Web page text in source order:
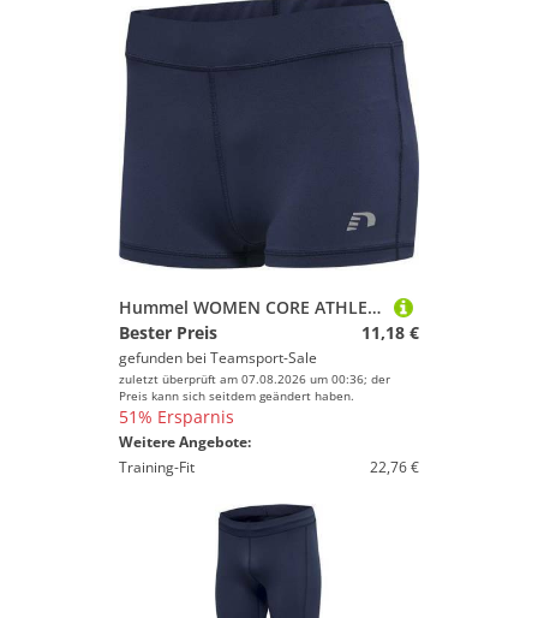
Hummel WOMEN CORE ATHLETIC HOTPANTS - BLACK IRIS - M
Bester Preis
11,18 €
gefunden bei Teamsport-Sale
zuletzt überprüft am 07.08.2026 um 00:36; der
Preis kann sich seitdem geändert haben.
51% Ersparnis
Weitere Angebote:
Training-Fit
22,76 €